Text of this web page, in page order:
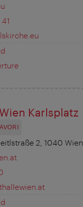
Karlsplatz
2, 1040 Wien